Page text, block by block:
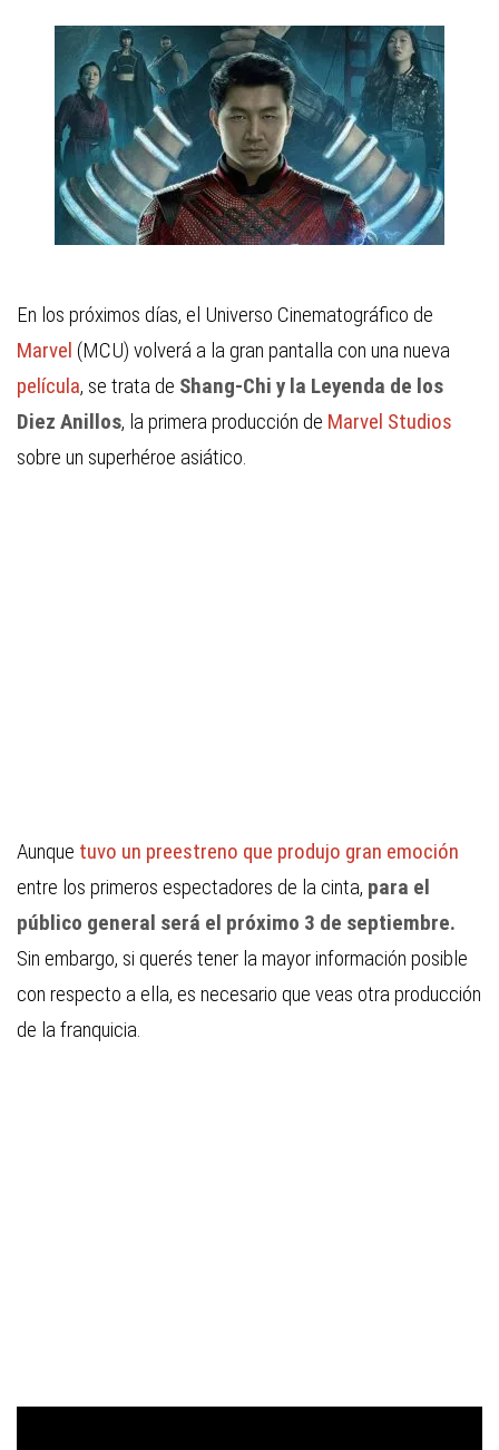
En los próximos días, el Universo Cinematográfico de
Marvel (MCU) volverá a la gran pantalla con una nueva
película, se trata de Shang-Chi y la Leyenda de los
Diez Anillos, la primera producción de Marvel Studios
sobre un superhéroe asiático.
Aunque tuvo un preestreno que produjo gran emoción
entre los primeros espectadores de la cinta, para el
público general será el próximo 3 de septiembre.
Sin embargo, si querés tener la mayor información posible
con respecto a ella, es necesario que veas otra producción
de la franquicia.